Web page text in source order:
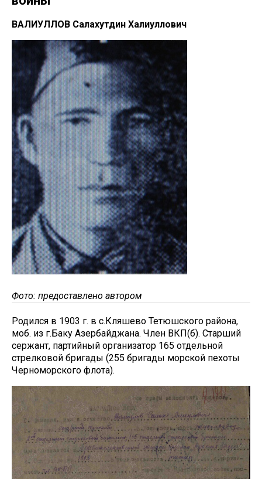
ВАЛИУЛЛОВ Салахутдин Халиуллович
Фото: предоставлено автором
Родился в 1903 г. в с.Кляшево Тетюшского района,
моб. из г.Баку Азербайджана. Член ВКП(б). Старший
сержант, партийный организатор 165 отдельной
стрелковой бригады (255 бригады морской пехоты
Черноморского флота).